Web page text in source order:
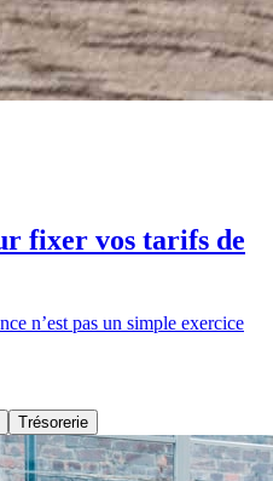
fixer vos tarifs de
n’est pas un simple exercice
Trésorerie